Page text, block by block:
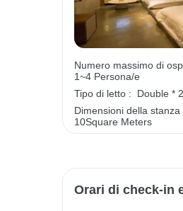
Numero massimo di
1~4 Persona/e
Tipo di letto :
Double * 2
Dimensioni della stanza
10Square Meters
Orari di check-in